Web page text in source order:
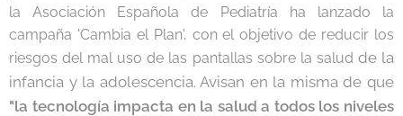
la Asociación Española de Pediatría ha lanzado la
campaña 'Cambia el Plan', con el objetivo de reducir los
riesgos del mal uso de las pantallas sobre la salud de la
infancia y la adolescencia. Avisan en la misma de que
"la tecnología impacta en la salud a todos los niveles